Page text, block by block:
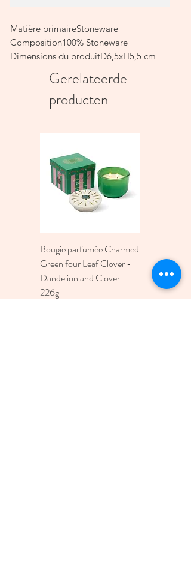
Matière primaireStoneware
Composition100% Stoneware
Dimensions du produitD6,5xH5,5 cm
Contenu, ml.100 ml
Va au lave-vaisselleYes
De qualité alimentaireYes
Va au micro-ondesYes
Gerelateerde
producten
Bougie parfumée Charmed
Green four Leaf Clover -
Dandelion and Clover -
226g
Oz./118Ml
Moon
Prijs
€ 30,00